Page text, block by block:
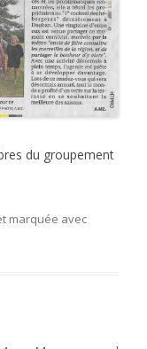
du groupement
marquée avec